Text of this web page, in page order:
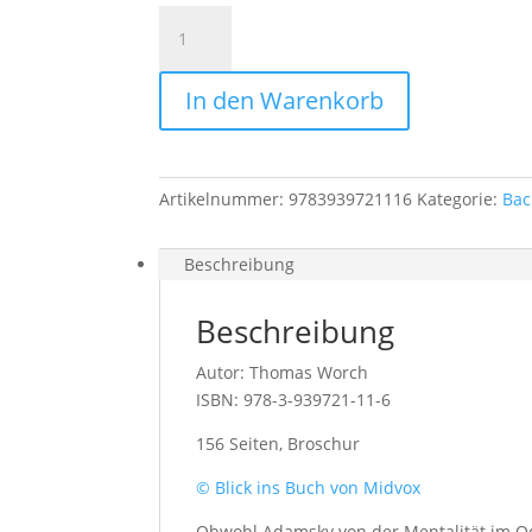
eines
Malers
MengeIn den Warenkorb
Artikelnummer:9783939721116 Kategorie:
Beschreibung
Beschreibung
Autor: Thomas Worch
ISBN: 978-3-939721-11-6
156 Seiten, Broschur
© Blick ins Buch von Midvox